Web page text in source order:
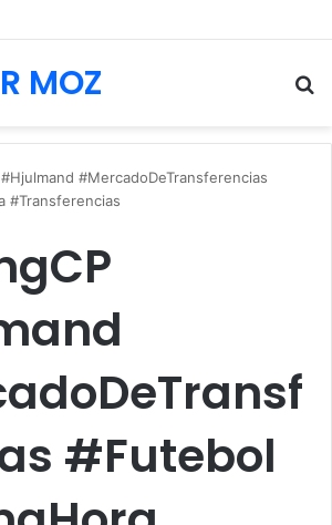
MOZ
#MercadoDeTransferencias
#Transferencias
#Futebol